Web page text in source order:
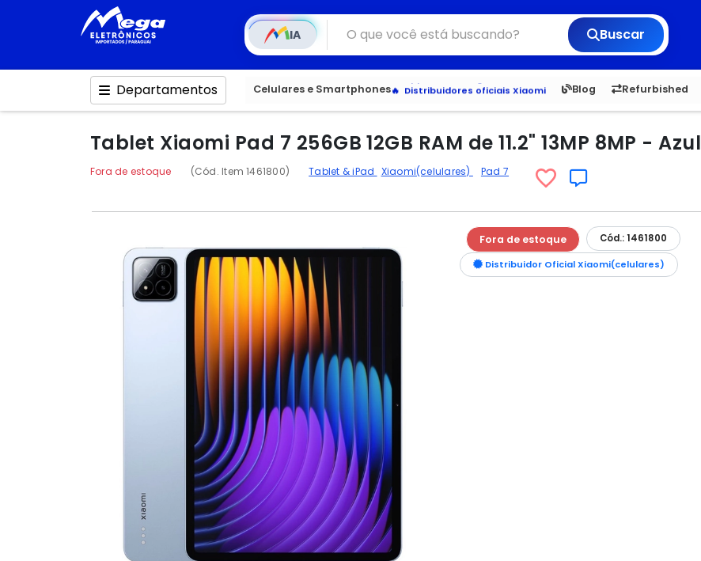
IA Buscar
Departamentos Celulares e Smartphones Veja os Lançamentos
Distribuidores oficiais Xiaomi
Blog Refurbished
6,050 5.24 1,900
Tablet Xiaomi Pad 7 256GB 12GB RAM de 11.2" 13MP 8MP - Azul
Fora de estoque (Cód. Item 1461800) Tablet & iPad Xiaomi(celulares) Pad 7
Fora de estoque Cód.: 1461800
Distribuidor Oficial Xiaomi(celulares)